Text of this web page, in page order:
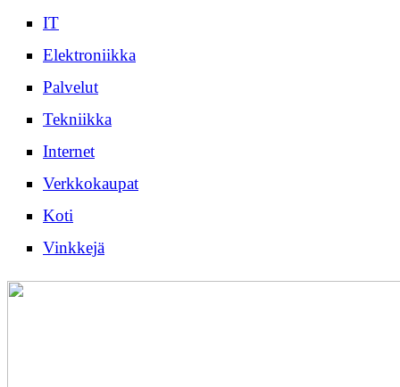
IT
Elektroniikka
Palvelut
Tekniikka
Internet
Verkkokaupat
Koti
Vinkkejä